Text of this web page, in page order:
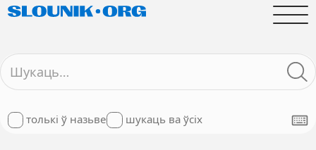
толькі ў назьве шукаць ва ўсіх